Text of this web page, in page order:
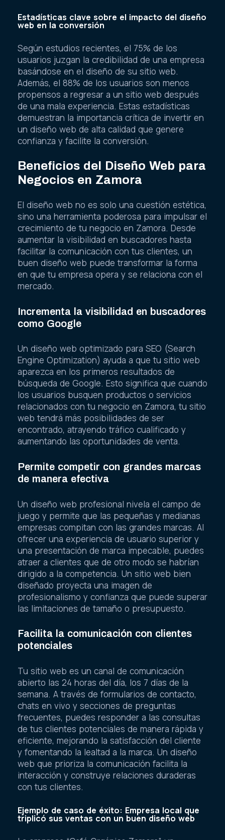
Estadísticas clave sobre el impacto del diseño
web en la conversión
Según estudios recientes, el 75% de los
usuarios juzgan la credibilidad de una empresa
basándose en el diseño de su sitio web.
Además, el 88% de los usuarios son menos
propensos a regresar a un sitio web después
de una mala experiencia. Estas estadísticas
demuestran la importancia crítica de invertir en
un diseño web de alta calidad que genere
confianza y facilite la conversión.
Beneficios del Diseño Web para
Negocios en Zamora
El diseño web no es solo una cuestión estética,
sino una herramienta poderosa para impulsar el
crecimiento de tu negocio en Zamora. Desde
aumentar la visibilidad en buscadores hasta
facilitar la comunicación con tus clientes, un
buen diseño web puede transformar la forma
en que tu empresa opera y se relaciona con el
mercado.
Incrementa la visibilidad en buscadores
como Google
Un diseño web optimizado para SEO (Search
Engine Optimization) ayuda a que tu sitio web
aparezca en los primeros resultados de
búsqueda de Google. Esto significa que cuando
los usuarios busquen productos o servicios
relacionados con tu negocio en Zamora, tu sitio
web tendrá más posibilidades de ser
encontrado, atrayendo tráfico cualificado y
aumentando las oportunidades de venta.
Permite competir con grandes marcas
de manera efectiva
Un diseño web profesional nivela el campo de
juego y permite que las pequeñas y medianas
empresas compitan con las grandes marcas. Al
ofrecer una experiencia de usuario superior y
una presentación de marca impecable, puedes
atraer a clientes que de otro modo se habrían
dirigido a la competencia. Un sitio web bien
diseñado proyecta una imagen de
profesionalismo y confianza que puede superar
las limitaciones de tamaño o presupuesto.
Facilita la comunicación con clientes
potenciales
Tu sitio web es un canal de comunicación
abierto las 24 horas del día, los 7 días de la
semana. A través de formularios de contacto,
chats en vivo y secciones de preguntas
frecuentes, puedes responder a las consultas
de tus clientes potenciales de manera rápida y
eficiente, mejorando la satisfacción del cliente
y fomentando la lealtad a la marca. Un diseño
web que prioriza la comunicación facilita la
interacción y construye relaciones duraderas
con tus clientes.
Ejemplo de caso de éxito: Empresa local que
triplicó sus ventas con un buen diseño web